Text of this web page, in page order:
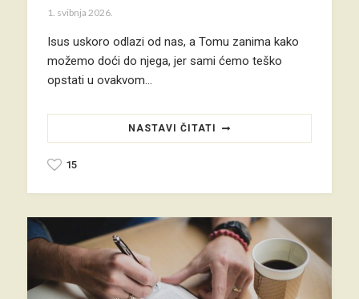
1. svibnja 2026.
Isus uskoro odlazi od nas, a Tomu zanima kako
možemo doći do njega, jer sami ćemo teško
opstati u ovakvom…
NASTAVI ČITATI
15